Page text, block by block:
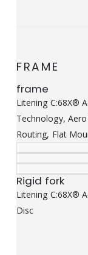
FRAME
frame
Litening C:68X®
Technology,
Routing, Flat
Rigid fork
Litening C:68X®
Disc